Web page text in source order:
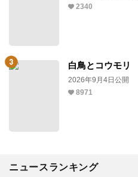
2340
白鳥とコウモリ
2026年9月4日公開
8971
ニュースランキング